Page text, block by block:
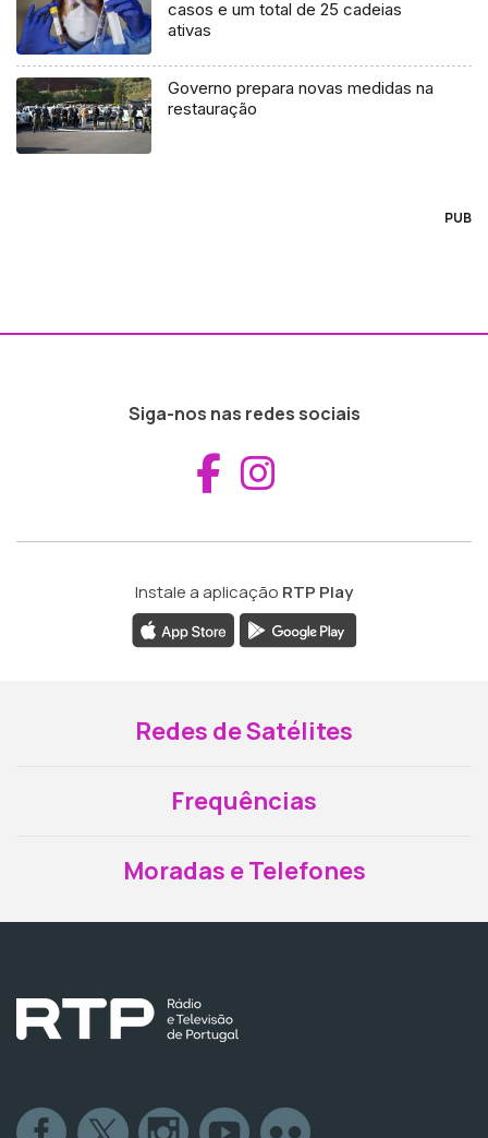
casos e um total de 25 cadeias
ativas
Governo prepara novas medidas na
restauração
PUB
Siga-nos nas redes sociais
Aceder ao
Instale a aplicação RTP Play
Redes de Satélites
Frequências
Moradas e Telefones